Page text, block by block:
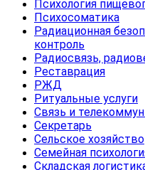
Психология
Психосоматика
Радиационная
контроль
Радиосвязь,
Реставрация
РЖД
Ритуальные услуги
Связь и
Секретарь
Сельское хозяйство
Семейная
Складская